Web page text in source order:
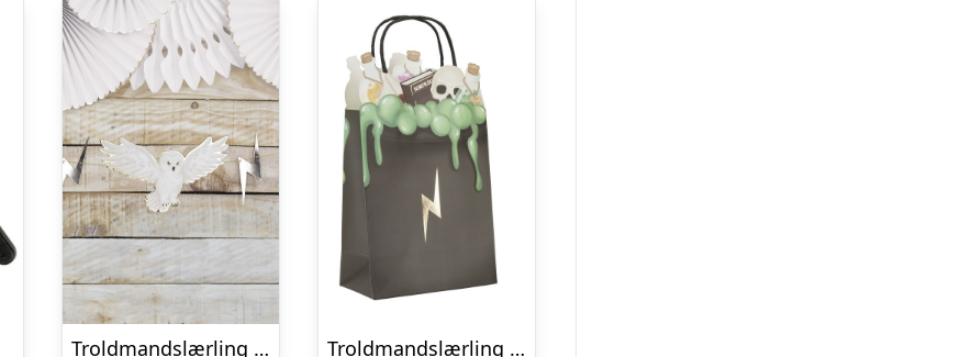
Troldmandslærling Guirlande Troldmandslærling Festposer